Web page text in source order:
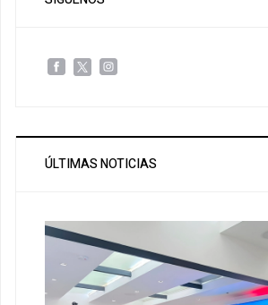
ÚLTIMAS NOTICIAS